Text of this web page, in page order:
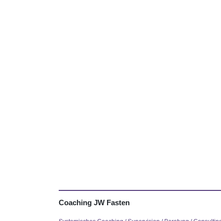
Coaching JW Fasten